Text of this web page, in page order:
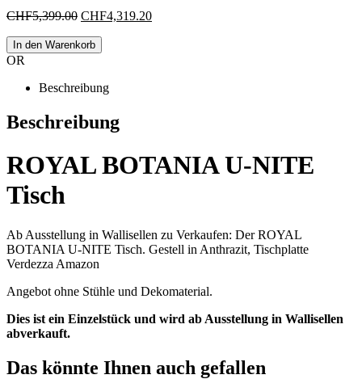
CHF5,399.00 Ursprünglicher
war:
CHF4,319.20Aktueller
In den Warenkorb
OR
Beschreibung
Beschreibung
ROYAL BOTANIA U-NITE
Tisch
Ab Ausstellung in Wallisellen zu Verkaufen: Der ROYAL
BOTANIA U-NITE Tisch. Gestell in Anthrazit, Tischplatte
Verdezza Amazon
Angebot ohne Stühle und Dekomaterial.
Dies ist ein Einzelstück und wird ab Ausstellung in Wallisellen
abverkauft.
Das könnte Ihnen auch gefallen